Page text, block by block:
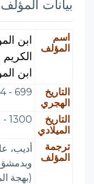
بيانات المؤلف
اسم
المؤلف
ابن
ابن
التاريخ
الهجري
699 - 774
التاريخ
الميلادي
1300 - 1372
ترجمة
المؤلف
أديب،
(بهجة